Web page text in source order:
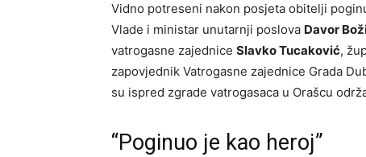
Vidno potreseni nakon posjeta obitelji
Vlade i ministar unutarnji poslova Davor
vatrogasne zajednice Slavko Tucaković,
zapovjednik Vatrogasne zajednice Grada
su ispred zgrade vatrogasaca u Orašcu
“Poginuo je kao heroj”